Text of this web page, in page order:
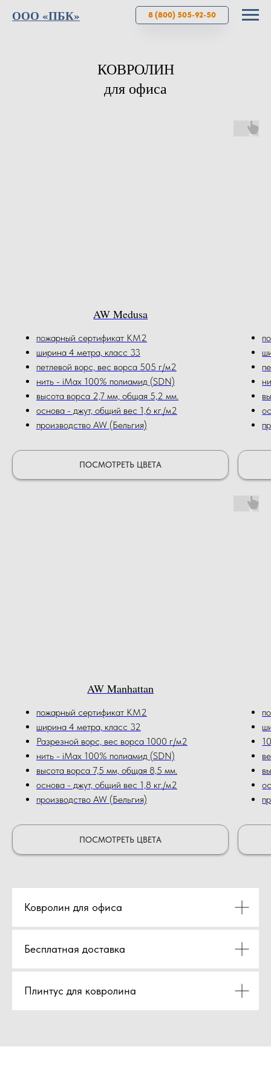
ООО «ПБК» 8 (800) 505-92-50
КОВРОЛИН
для офиса
AW Medusa
пожарный сертификат КМ2
ширина 4 метра, класс 33
петлевой ворс, вес ворса 505 г/м2
нить - iMax 100% полиамид (SDN)
высота ворса 2,7 мм, общая 5,2 мм.
основа - джут, общий вес 1,6 кг./м2
производство AW (Бельгия)
ПОСМОТРЕТЬ ЦВЕТА
AW Manhattan
пожарный сертификат КМ2
ширина 4 метра, класс 32
Разрезной ворс, вес ворса 1000 г/м2
нить - iMax 100% полиамид (SDN)
высота ворса 7,5 мм, общая 8,5 мм.
основа - джут, общий вес 1,8 кг./м2
производство AW (Бельгия)
ПОСМОТРЕТЬ ЦВЕТА
Ковролин для офиса
Бесплатная доставка
Плинтус для ковролина